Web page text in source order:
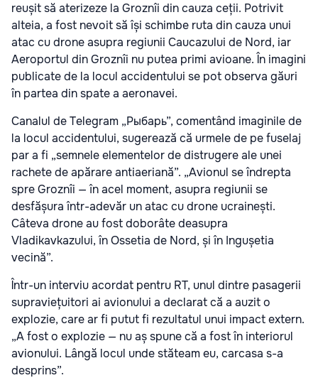
reușit să aterizeze la Groznîi din cauza ceții. Potrivit
alteia, a fost nevoit să își schimbe ruta din cauza unui
atac cu drone asupra regiunii Caucazului de Nord, iar
Aeroportul din Groznîi nu putea primi avioane. În imagini
publicate de la locul accidentului se pot observa găuri
în partea din spate a aeronavei.
Canalul de Telegram „Рыбарь”, comentând imaginile de
la locul accidentului, sugerează că urmele de pe fuselaj
par a fi „semnele elementelor de distrugere ale unei
rachete de apărare antiaeriană”. „Avionul se îndrepta
spre Groznîi — în acel moment, asupra regiunii se
desfășura într-adevăr un atac cu drone ucrainești.
Câteva drone au fost doborâte deasupra
Vladikavkazului, în Ossetia de Nord, și în Ingușetia
vecină”.
Într-un interviu acordat pentru RT, unul dintre pasagerii
supraviețuitori ai avionului a declarat că a auzit o
explozie, care ar fi putut fi rezultatul unui impact extern.
„A fost o explozie — nu aș spune că a fost în interiorul
avionului. Lângă locul unde stăteam eu, carcasa s-a
desprins”.